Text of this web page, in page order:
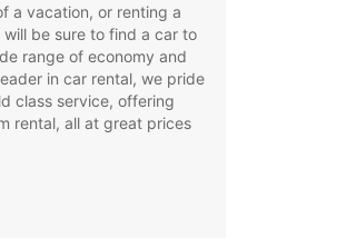
a vacation, or renting a
be sure to find a car to
range of economy and
in car rental, we pride
class service, offering
rental, all at great prices